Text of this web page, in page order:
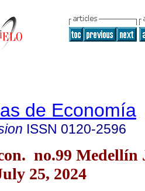
de Economía
ISSN 0120-2596
no.99 Medellín
25, 2024